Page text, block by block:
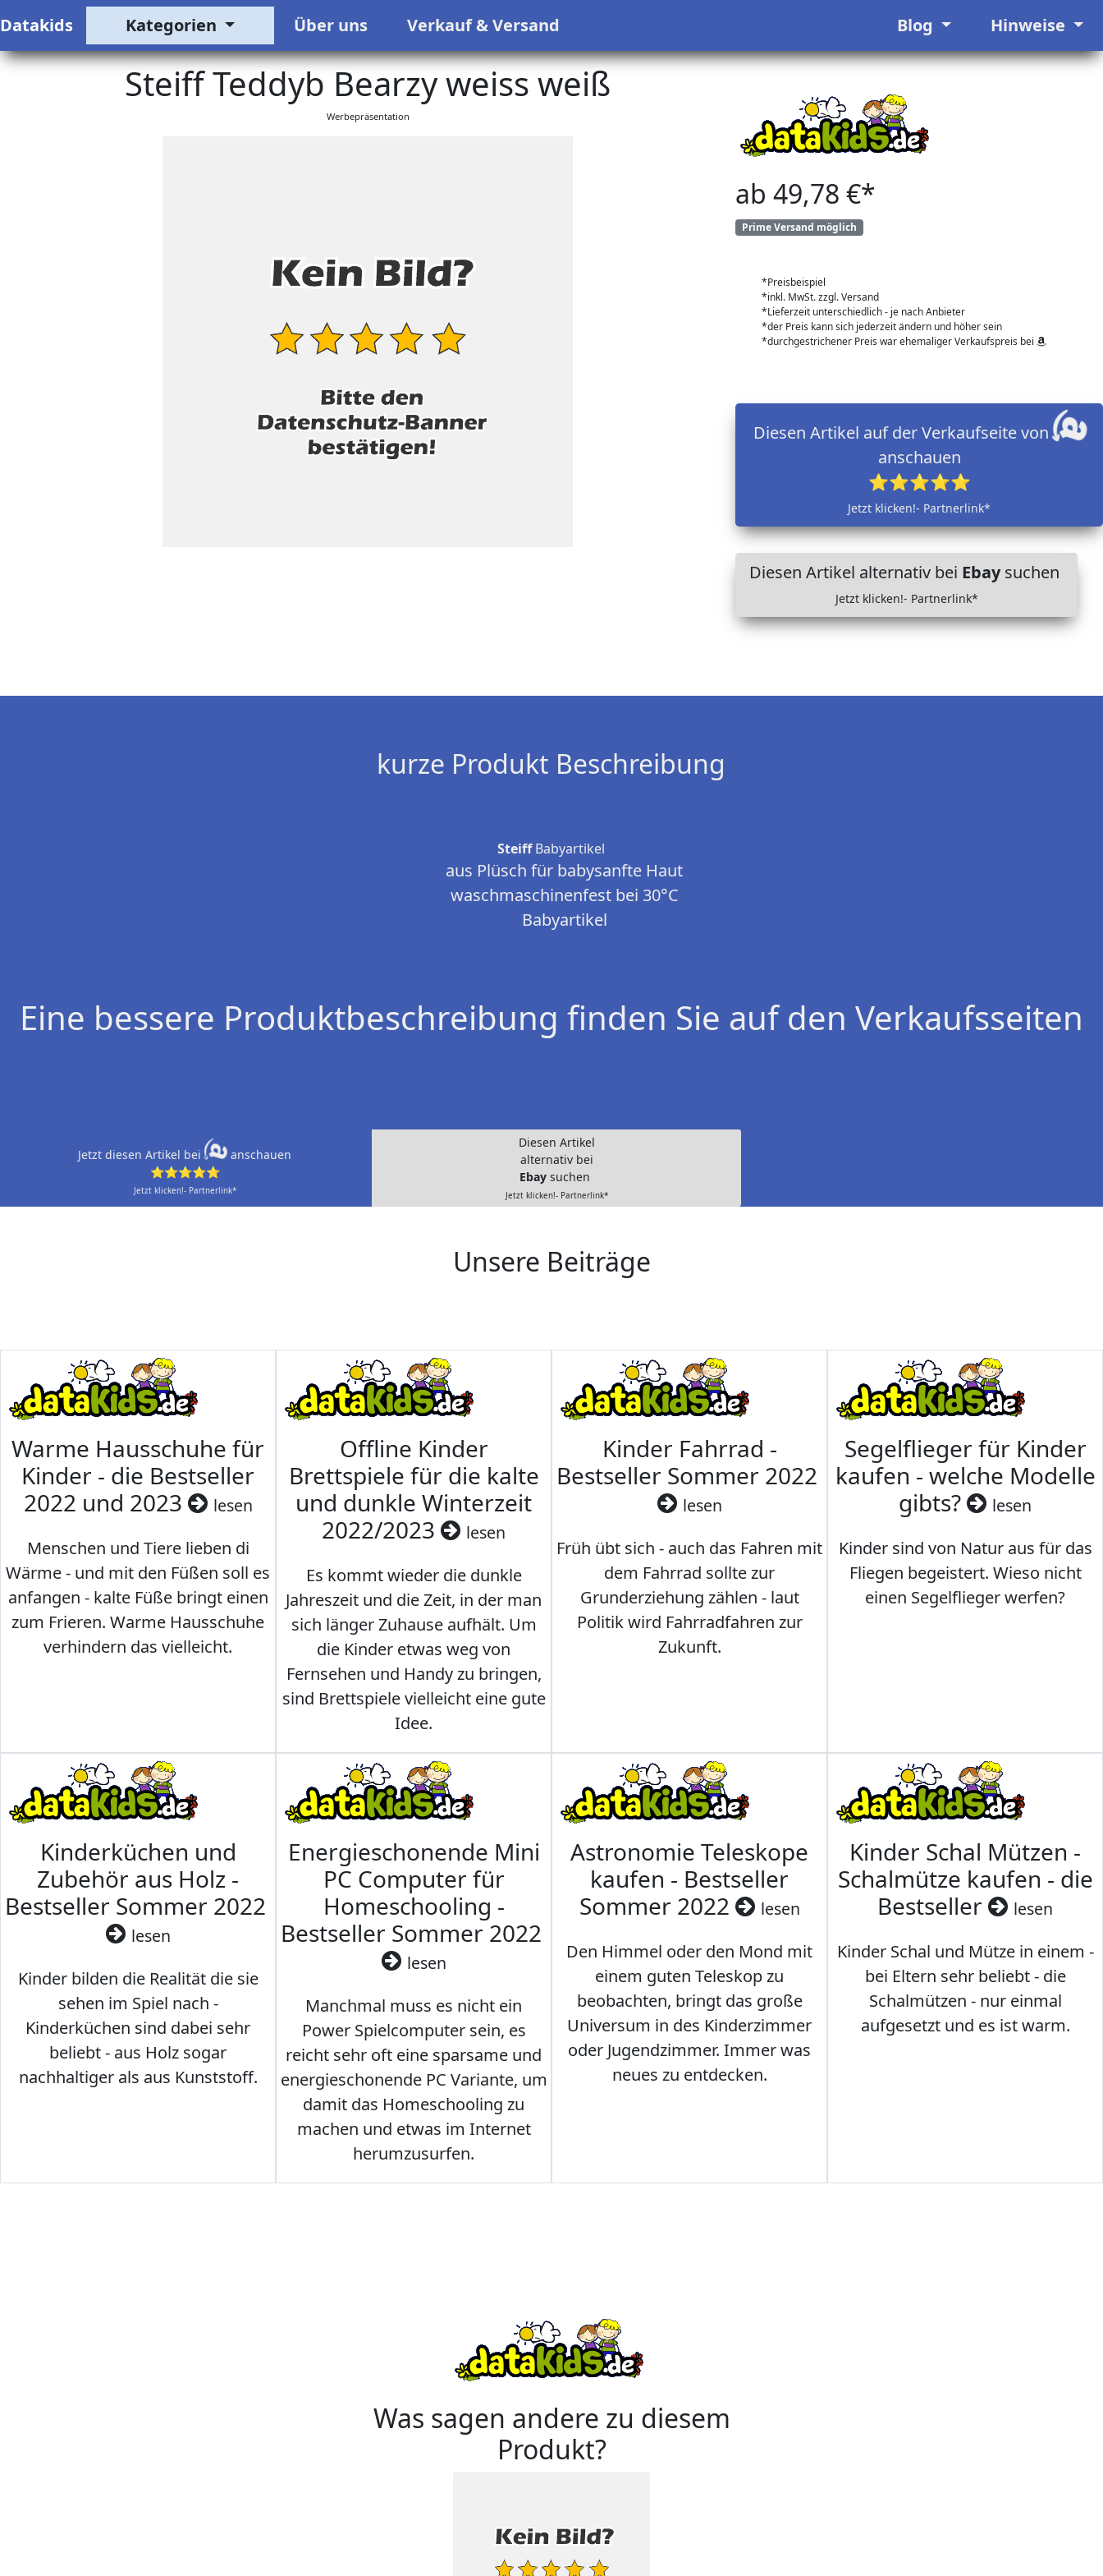
Datakids Kategorien Über uns Verkauf & Versand Blog Hinweise
Steiff Teddyb Bearzy weiss weiß
Werbepräsentation
ab 49,78 €*
Prime Versand möglich
*Preisbeispiel
*inkl. MwSt. zzgl. Versand
*Lieferzeit unterschiedlich - je nach Anbieter
*der Preis kann sich jederzeit ändern und höher sein
*durchgestrichener Preis war ehemaliger Verkaufspreis bei
Diesen Artikel auf der Verkaufseite von
anschauen
⭐⭐⭐⭐⭐
Jetzt klicken!- Partnerlink*
Diesen Artikel alternativ bei Ebaysuchen
Jetzt klicken!- Partnerlink*
kurze Produkt Beschreibung
SteiffBabyartikel
aus Plüsch für babysanfte Haut
waschmaschinenfest bei 30°C
Babyartikel
Eine bessere Produktbeschreibung finden Sie auf den Verkaufsseiten
Jetzt diesen Artikel bei
anschauen
⭐⭐⭐⭐⭐
Jetzt klicken!- Partnerlink*
Diesen Artikel
alternativ bei
Ebay suchen
Jetzt klicken!- Partnerlink*
Unsere Beiträge
Warme Hausschuhe für
Kinder - die Bestseller
2022 und 2023
lesen
Menschen und Tiere lieben di
Wärme - und mit den Füßen soll es
anfangen - kalte Füße bringt einen
zum Frieren. Warme Hausschuhe
verhindern das vielleicht.
Offline Kinder
Brettspiele für die kalte
und dunkle Winterzeit
2022/2023
lesen
Es kommt wieder die dunkle
Jahreszeit und die Zeit, in der man
sich länger Zuhause aufhält. Um
die Kinder etwas weg von
Fernsehen und Handy zu bringen,
sind Brettspiele vielleicht eine gute
Idee.
Kinder Fahrrad -
Bestseller Sommer 2022
lesen
Früh übt sich - auch das Fahren mit
dem Fahrrad sollte zur
Grunderziehung zählen - laut
Politik wird Fahrradfahren zur
Zukunft.
Segelflieger für Kinder
kaufen - welche Modelle
gibts?
lesen
Kinder sind von Natur aus für das
Fliegen begeistert. Wieso nicht
einen Segelflieger werfen?
Kinderküchen und
Zubehör aus Holz -
Bestseller Sommer 2022
lesen
Kinder bilden die Realität die sie
sehen im Spiel nach -
Kinderküchen sind dabei sehr
beliebt - aus Holz sogar
nachhaltiger als aus Kunststoff.
Energieschonende Mini
PC Computer für
Homeschooling -
Bestseller Sommer 2022
lesen
Manchmal muss es nicht ein
Power Spielcomputer sein, es
reicht sehr oft eine sparsame und
energieschonende PC Variante, um
damit das Homeschooling zu
machen und etwas im Internet
herumzusurfen.
Astronomie Teleskope
kaufen - Bestseller
Sommer 2022
lesen
Den Himmel oder den Mond mit
einem guten Teleskop zu
beobachten, bringt das große
Universum in des Kinderzimmer
oder Jugendzimmer. Immer was
neues zu entdecken.
Kinder Schal Mützen -
Schalmütze kaufen - die
Bestseller
lesen
Kinder Schal und Mütze in einem -
bei Eltern sehr beliebt - die
Schalmützen - nur einmal
aufgesetzt und es ist warm.
Was sagen andere zu diesem
Produkt?